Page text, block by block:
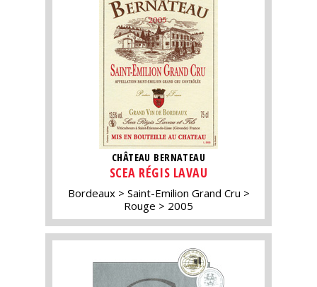
CHÂTEAU BERNATEAU
SCEA RÉGIS LAVAU
Bordeaux
Saint-Emilion Grand Cru
Rouge
2005